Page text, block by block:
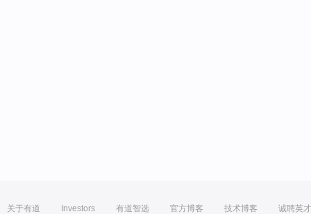
关于有道 Investors 有道智选 官方博客 技术博客 诚聘英才